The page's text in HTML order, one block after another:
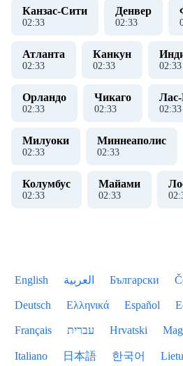
Канзас-Сити
02:33
Денвер
02:33
Атланта
02:33
Канкун
02:33 02:33
Орландо
02:33
Чикаго
02:33
Лас-
02:33
Милуоки
02:33
Миннеаполис
02:33
Колумбус
02:33
Майами
02:33 02:
English العربية Български
Deutsch Ελληνικά Español
Français עברית Hrvatski
Italiano 日本語 한국어